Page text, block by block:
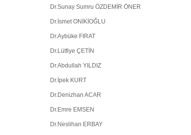
Dr.Sunay Sumru ÖZDEMİR ÖNER
Dr.İsmet ONİKİOĞLU
Dr.Aybüke FIRAT
Dr.Lütfiye ÇETİN
Dr.Abdullah YILDIZ
Dr.İpek KURT
Dr.Denizhan ACAR
Dr.Emre EMSEN
Dr.Neslihan ERBAY